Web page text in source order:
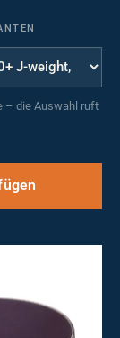
– die Auswahl ruft